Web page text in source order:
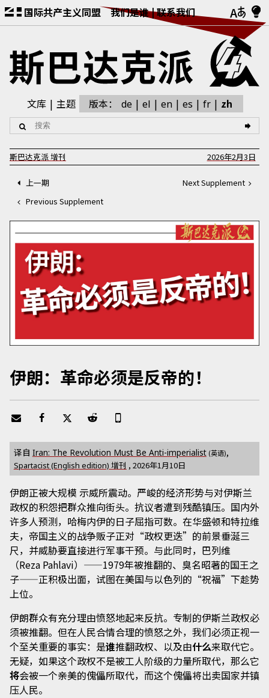
国际共产主义同盟 我们是谁 联系我们
文库 主题 版本： de el en es fr zh
斯巴达克派增刊 2026年2月3日
上一期
Previous Supplement
Next Supplement
伊朗：革命必须是反帝的！
译自 Iran: The Revolution Must Be Anti-imperialist (英语),
Spartacist (English edition) 增刊 , 2026年1月10日
伊朗正被大规模 示威所震动。严峻的经济形势与对伊斯兰
政权的积怨把群众推向街头。抗议者遭到残酷镇压。国内外
许多人预测，哈梅内伊的日子屈指可数。在华盛顿和特拉维
夫，帝国主义的战争贩子正对“政权更迭”的前景垂涎三
尺，并威胁要直接进行军事干预。与此同时，巴列维
（Reza Pahlavi）——1979年被推翻的、臭名昭著的国王之
子——正积极出面，试图在美国与以色列的“祝福”下趁势
上位。
伊朗群众有充分理由愤怒地起来反抗。专制的伊斯兰政权必
须被推翻。但在人民合情合理的愤怒之外，我们必须正视一
个至关重要的事实：是谁推翻政权、以及由什么来取代它。
无疑，如果这个政权不是被工人阶级的力量所取代，那么它
将会被一个亲美的傀儡所取代，而这个傀儡将出卖国家并镇
压人民。